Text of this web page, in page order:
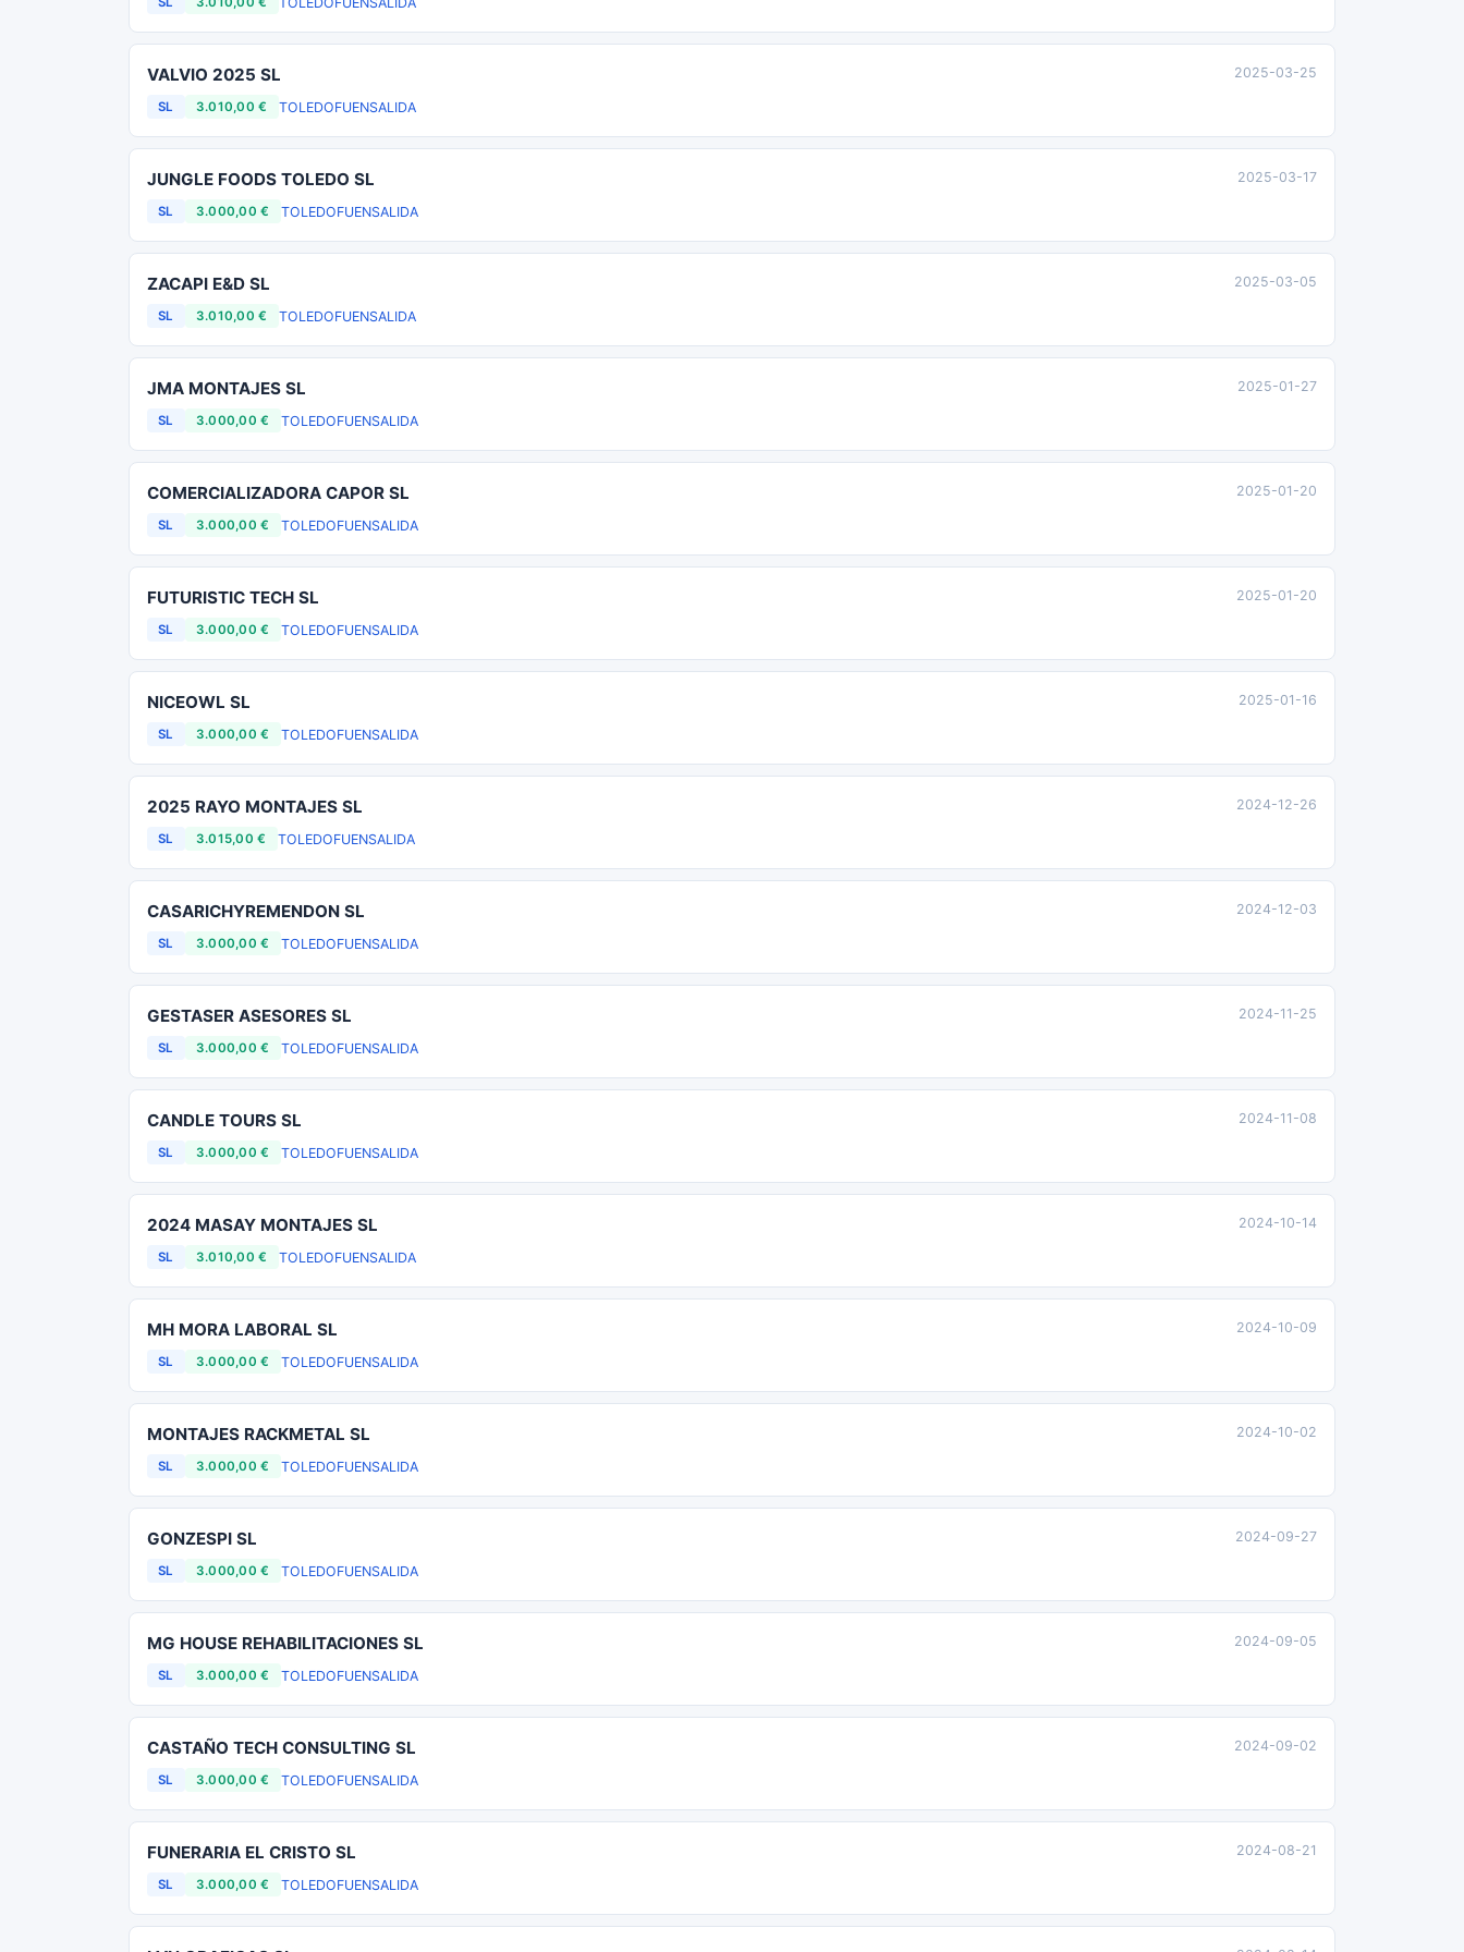
VALVIO 2025 SL
SL 3.010,00 € TOLEDOFUENSALIDA
2025-03-25
JUNGLE FOODS TOLEDO SL
SL 3.000,00 € TOLEDOFUENSALIDA
2025-03-17
ZACAPI E&D SL
SL 3.010,00 € TOLEDOFUENSALIDA
2025-03-05
JMA MONTAJES SL
SL 3.000,00 € TOLEDOFUENSALIDA
2025-01-27
COMERCIALIZADORA CAPOR SL
SL 3.000,00 € TOLEDOFUENSALIDA
2025-01-20
FUTURISTIC TECH SL
SL 3.000,00 € TOLEDOFUENSALIDA
2025-01-20
NICEOWL SL
SL 3.000,00 € TOLEDOFUENSALIDA
2025-01-16
2025 RAYO MONTAJES SL
SL 3.015,00 € TOLEDOFUENSALIDA
2024-12-26
CASARICHYREMENDON SL
SL 3.000,00 € TOLEDOFUENSALIDA
2024-12-03
GESTASER ASESORES SL
SL 3.000,00 € TOLEDOFUENSALIDA
2024-11-25
CANDLE TOURS SL
SL 3.000,00 € TOLEDOFUENSALIDA
2024-11-08
2024 MASAY MONTAJES SL
SL 3.010,00 € TOLEDOFUENSALIDA
2024-10-14
MH MORA LABORAL SL
SL 3.000,00 € TOLEDOFUENSALIDA
2024-10-09
MONTAJES RACKMETAL SL
SL 3.000,00 € TOLEDOFUENSALIDA
2024-10-02
GONZESPI SL
SL 3.000,00 € TOLEDOFUENSALIDA
2024-09-27
MG HOUSE REHABILITACIONES SL
SL 3.000,00 € TOLEDOFUENSALIDA
2024-09-05
CASTAÑO TECH CONSULTING SL
SL 3.000,00 € TOLEDOFUENSALIDA
2024-09-02
FUNERARIA EL CRISTO SL
SL 3.000,00 € TOLEDOFUENSALIDA
2024-08-21